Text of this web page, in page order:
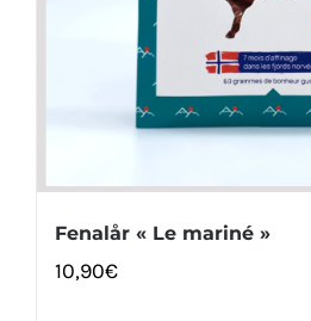
Fenalår « Le mariné »
10,90€